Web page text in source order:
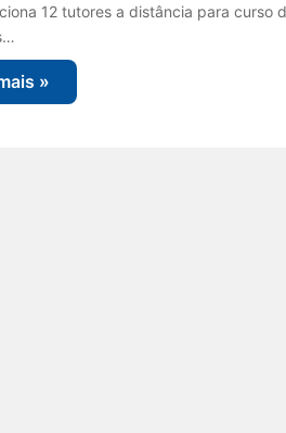
12 tutores a distância para curso
»